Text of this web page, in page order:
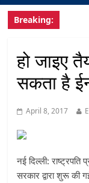
Breaking:
हो जाइए
सकता है
April 8, 2017
नई दिल्ली:
सरकार द्वारा शुरू की